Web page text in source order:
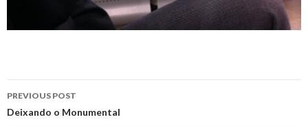
Post
navigation
PREVIOUS POST
Deixando o Monumental